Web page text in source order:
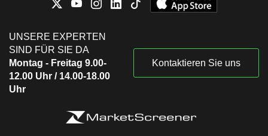
UNSERE EXPERTEN
SIND FÜR SIE DA
Montag - Freitag 9.00-
12.00 Uhr / 14.00-18.00
Uhr
Kontaktieren Sie uns